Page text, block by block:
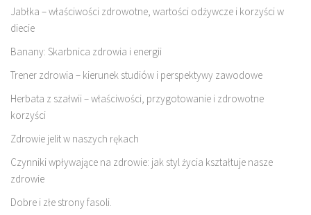
Jabłka – właściwości zdrowotne, wartości odżywcze i korzyści w
diecie
Banany: Skarbnica zdrowia i energii
Trener zdrowia – kierunek studiów i perspektywy zawodowe
Herbata z szałwii – właściwości, przygotowanie i zdrowotne
korzyści
Zdrowie jelit w naszych rękach
Czynniki wpływające na zdrowie: jak styl życia kształtuje nasze
zdrowie
Dobre i złe strony fasoli.